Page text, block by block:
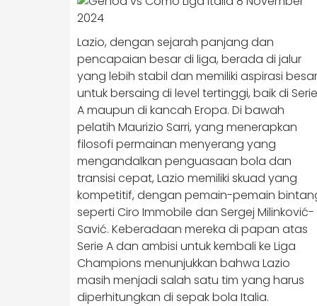
Lazio, dengan sejarah panjang dan
pencapaian besar di liga, berada di jalur
yang lebih stabil dan memiliki aspirasi besar
untuk bersaing di level tertinggi, baik di Serie
A maupun di kancah Eropa. Di bawah
pelatih Maurizio Sarri, yang menerapkan
filosofi permainan menyerang yang
mengandalkan penguasaan bola dan
transisi cepat, Lazio memiliki skuad yang
kompetitif, dengan pemain-pemain
seperti Ciro Immobile dan Sergej Milinković-
Savić. Keberadaan mereka di papan atas
Serie A dan ambisi untuk kembali ke Liga
Champions menunjukkan bahwa Lazio
masih menjadi salah satu tim yang harus
diperhitungkan di sepak bola Italia.